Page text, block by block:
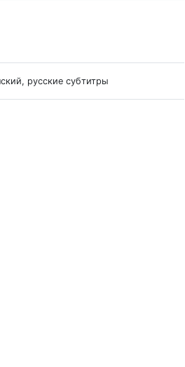
русские субтитры